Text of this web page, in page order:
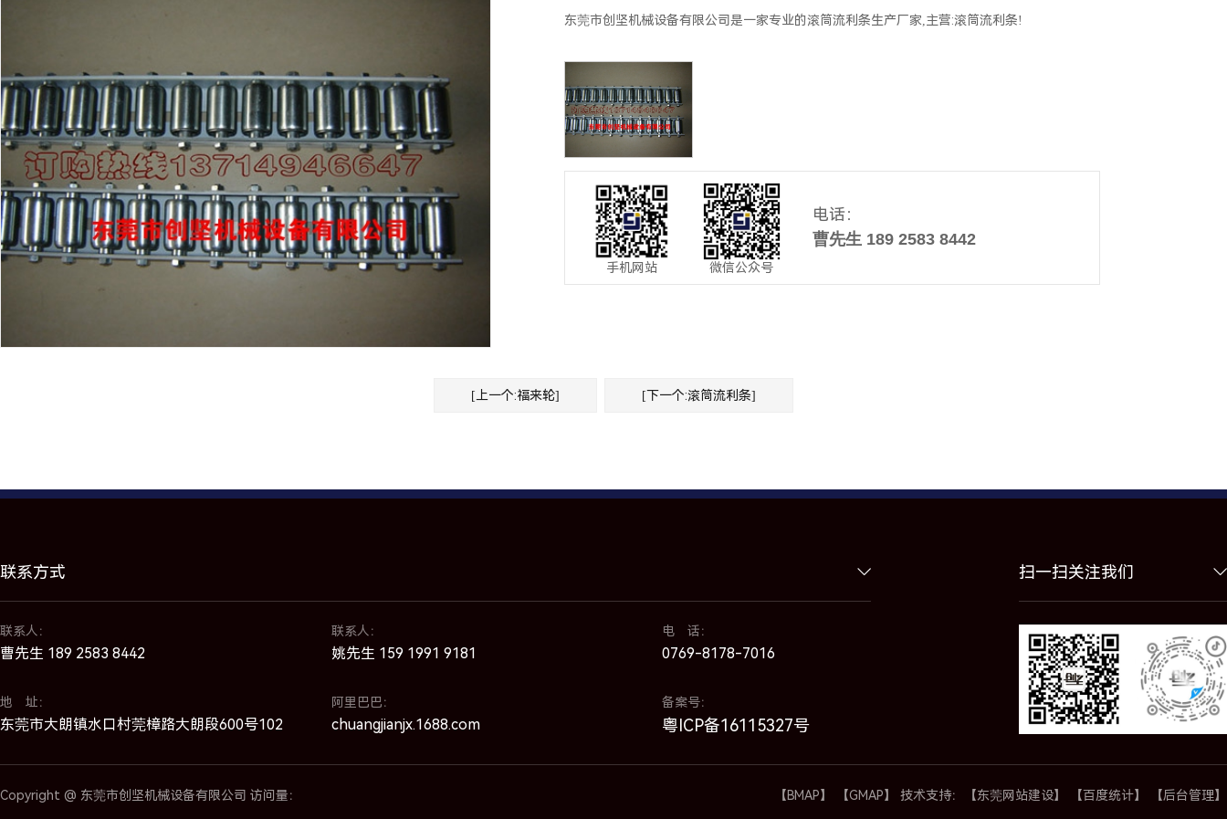
东莞市创坚机械设备有限公司是一家专业的滚筒流利条生产厂家,主营:滚筒流利条!
手机网站 微信公众号
电话：
曹先生 189 2583 8442
[上一个:福来轮] [下一个:滚筒流利条]
联系方式
联系人：
曹先生 189 2583 8442
联系人：
姚先生 159 1991 9181
电 话：
0769-8178-7016
地 址：
东莞市大朗镇水口村莞樟路大朗段600号102
阿里巴巴：
chuangjianjx.1688.com
备案号：
粤ICP备16115327号
扫一扫关注我们
Copyright @ 东莞市创坚机械设备有限公司 访问量： 【BMAP】 【GMAP】 技术支持： 【东莞网站建设】 【百度统计】 【后台管理】